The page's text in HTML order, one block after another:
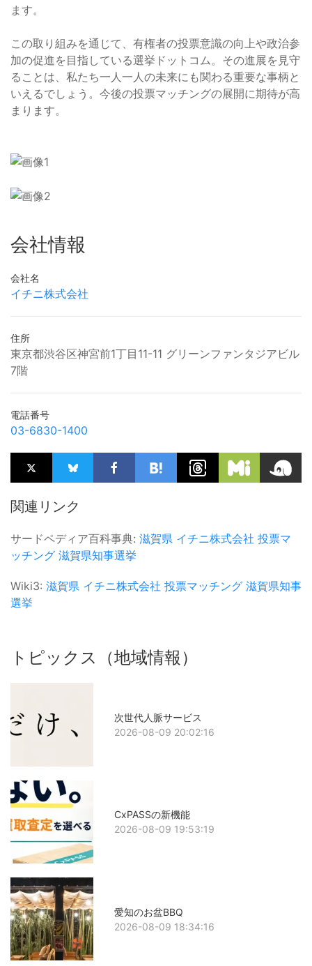
ます。
この取り組みを通じて、有権者の投票意識の向上や政治参
加の促進を目指している選挙ドットコム。その進展を見守
ることは、私たち一人一人の未来にも関わる重要な事柄と
いえるでしょう。今後の投票マッチングの展開に期待が高
まります。
会社情報
会社名
イチニ株式会社
住所
東京都渋谷区神宮前1丁目11-11 グリーンファンタジアビル
7階
電話番号
03-6830-1400
関連リンク
サードペディア百科事典: 滋賀県 イチニ株式会社 投票マ
ッチング 滋賀県知事選挙
Wiki3: 滋賀県 イチニ株式会社 投票マッチング 滋賀県知事
選挙
トピックス（地域情報）
次世代人脈サービス
2026-08-09 20:02:16
CxPASSの新機能
2026-08-09 19:53:19
愛知のお盆BBQ
2026-08-09 18:34:16